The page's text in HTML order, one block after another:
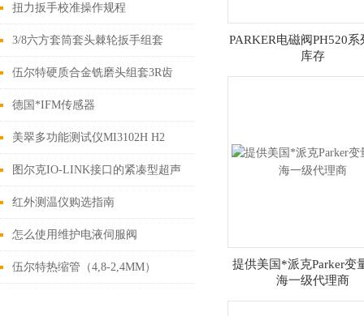
阀选购指南
扭力扳手校准操作规程
3/8六方套筒套头棘轮扳手组套
伍尔特硬质合金铣磨头组套3R齿
德国*IFM传感器
美翠多功能测试仪MI3102H H2
/MI3102
图尔克IO-LINK接口的紧凑型超声
波传感器
红外测温仪购选指南
怎么使用维护电液伺服阀
伍尔特热缩管（4,8-2,4MM）
PARKER电磁阀PH520系
库存
提供美国*派克Parker变
海一级代理商